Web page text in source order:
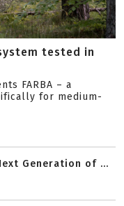
tested in
FARBA – a
for medium-
Generation of ...